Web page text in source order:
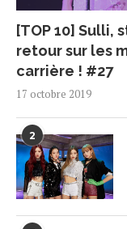
[TOP 10] Sulli,
retour sur les
carrière ! #27
17 octobre 2019
2